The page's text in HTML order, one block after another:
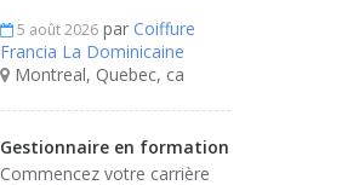
5 août 2026 par Coiffure
Francia La Dominicaine
Montreal, Quebec, ca
Gestionnaire en formation
Commencez votre carrière